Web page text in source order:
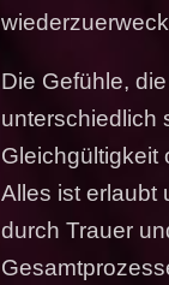
Die Gefühle,
unterschiedlich
Gleichgültigkeit
Alles ist erlaubt
durch Trauer